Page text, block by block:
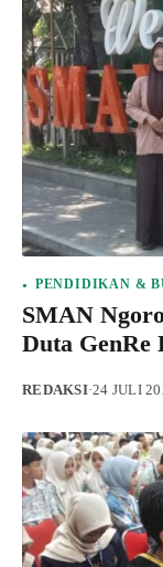
PENDIDIKAN &
SMAN
Duta GenRe
REDAKSI·24 JULI